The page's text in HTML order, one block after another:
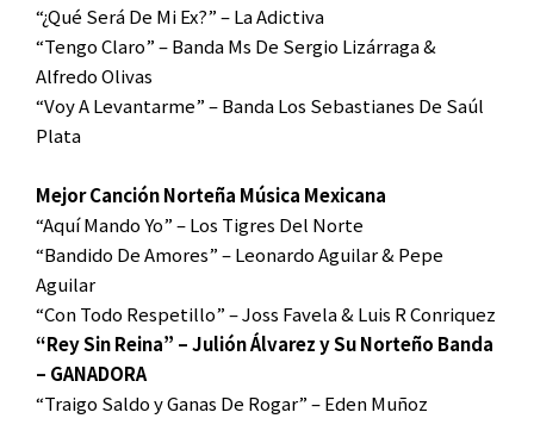
“¿Qué Será De Mi Ex?” – La Adictiva
“Tengo Claro” – Banda Ms De Sergio Lizárraga &
Alfredo Olivas
“Voy A Levantarme” – Banda Los Sebastianes De Saúl
Plata
Mejor Canción Norteña Música Mexicana
“Aquí Mando Yo” – Los Tigres Del Norte
“Bandido De Amores” – Leonardo Aguilar & Pepe
Aguilar
“Con Todo Respetillo” – Joss Favela & Luis R Conriquez
“Rey Sin Reina” – Julión Álvarez y Su Norteño Banda
– GANADORA
“Traigo Saldo y Ganas De Rogar” – Eden Muñoz